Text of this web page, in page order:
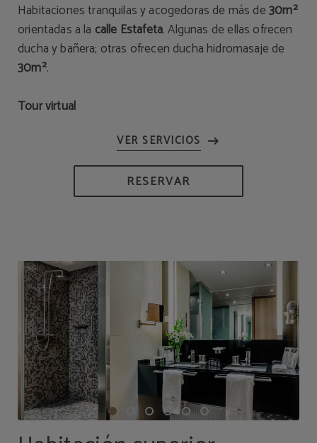
Habitaciones tranquilas y acogedoras de más de30m²
orientadas a la calle Estafeta. Algunas de ellas ofrecen
ducha y bañera; otras ofrecen ducha hidromasaje de
30m².
Tour virtual
RESERVAR